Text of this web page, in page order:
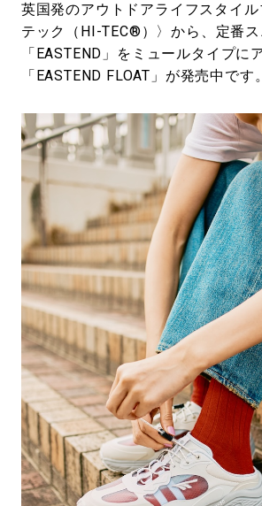
英国発のアウトドアライフスタイル
テック（HI-TEC®）〉から、定番
「EASTEND」をミュールタイプに
「EASTEND FLOAT」が発売中です。